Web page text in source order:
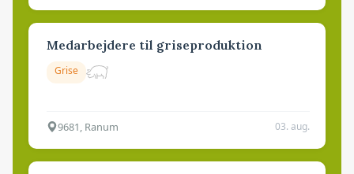
Medarbejdere til griseproduktion
Grise
9681, Ranum 03. aug.